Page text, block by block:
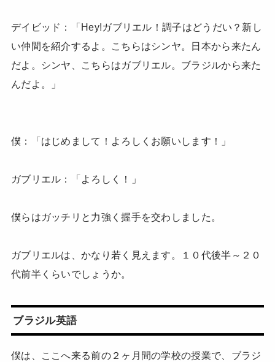
デイビッド：「Hey!ガブリエル！調子はどうだい？新し
い仲間を紹介するよ。こちらはシンヤ。日本から来たん
だよ。シンヤ、こちらはガブリエル。ブラジルから来た
んだよ。」
僕：「はじめまして！よろしくお願いします！」
ガブリエル：「よろしく！」
僕らはガッチリと力強く握手を交わしました。
ガブリエルは、かなり若く見えます。１０代後半～２０
代前半くらいでしょうか。
ブラジル英語
僕は、ここへ来る前の２ヶ月間の学校の授業で、ブラジ